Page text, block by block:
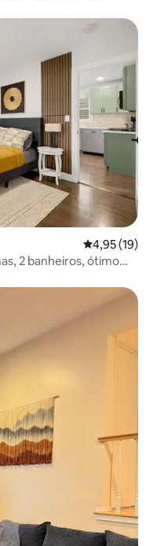
4,95 de uma
4,95 (19)
2 banheiros, ótimo